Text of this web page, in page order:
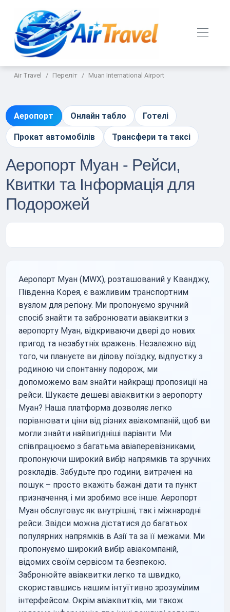
Air Travel Переліт Muan International Airport
Аеропорт Онлайн табло Готелі
Прокат автомобілів Трансфери та таксі
Аеропорт Муан - Рейси,
Квитки та Інформація для
Подорожей
Аеропорт Муан (MWX), розташований у Кванджу,
Південна Корея, є важливим транспортним
вузлом для регіону. Ми пропонуємо зручний
спосіб знайти та забронювати авіаквитки з
аеропорту Муан, відкриваючи двері до нових
пригод та незабутніх вражень. Незалежно від
того, чи плануєте ви ділову поїздку, відпустку з
родиною чи спонтанну подорож, ми
допоможемо вам знайти найкращі пропозиції на
рейси. Шукаєте дешеві авіаквитки з аеропорту
Муан? Наша платформа дозволяє легко
порівнювати ціни від різних авіакомпаній, щоб ви
могли знайти найвигідніші варіанти. Ми
співпрацюємо з багатьма авіаперевізниками,
пропонуючи широкий вибір напрямків та зручних
розкладів. Забудьте про години, витрачені на
пошук – просто вкажіть бажані дати та пункт
призначення, і ми зробимо все інше. Аеропорт
Муан обслуговує як внутрішні, так і міжнародні
рейси. Звідси можна дістатися до багатьох
популярних напрямків в Азії та за її межами. Ми
пропонуємо широкий вибір авіакомпаній,
відомих своїм сервісом та безпекою.
Забронюйте авіаквитки легко та швидко,
скориставшись нашим інтуїтивно зрозумілим
інтерфейсом. Окрім авіаквитків, ми також